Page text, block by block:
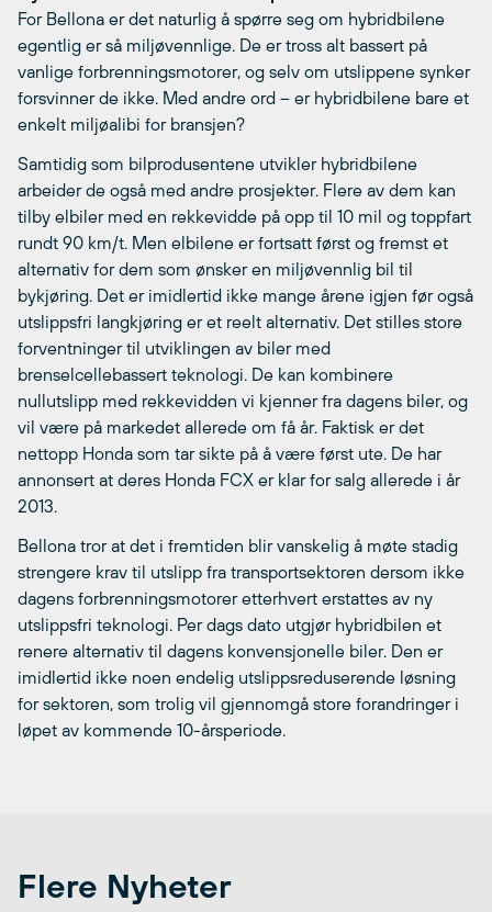
For Bellona er det naturlig å spørre seg om hybridbilene
egentlig er så miljøvennlige. De er tross alt bassert på
vanlige forbrenningsmotorer, og selv om utslippene synker
forsvinner de ikke. Med andre ord – er hybridbilene bare et
enkelt miljøalibi for bransjen?
Samtidig som bilprodusentene utvikler hybridbilene
arbeider de også med andre prosjekter. Flere av dem kan
tilby elbiler med en rekkevidde på opp til 10 mil og toppfart
rundt 90 km/t. Men elbilene er fortsatt først og fremst et
alternativ for dem som ønsker en miljøvennlig bil til
bykjøring. Det er imidlertid ikke mange årene igjen før også
utslippsfri langkjøring er et reelt alternativ. Det stilles store
forventninger til utviklingen av biler med
brenselcellebassert teknologi. De kan kombinere
nullutslipp med rekkevidden vi kjenner fra dagens biler, og
vil være på markedet allerede om få år. Faktisk er det
nettopp Honda som tar sikte på å være først ute. De har
annonsert at deres Honda FCX er klar for salg allerede i år
2013.
Bellona tror at det i fremtiden blir vanskelig å møte stadig
strengere krav til utslipp fra transportsektoren dersom ikke
dagens forbrenningsmotorer etterhvert erstattes av ny
utslippsfri teknologi. Per dags dato utgjør hybridbilen et
renere alternativ til dagens konvensjonelle biler. Den er
imidlertid ikke noen endelig utslippsreduserende løsning
for sektoren, som trolig vil gjennomgå store forandringer i
løpet av kommende 10-årsperiode.
Flere Nyheter